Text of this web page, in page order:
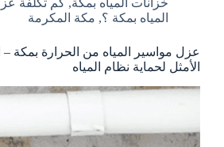
خزانات المياه بمكة, كم تكلفة
المياه بمكة ؟, مكة المكرمة
عزل مواسير المياه من الحرارة بمكة –
الأمثل لحماية نظام المياه